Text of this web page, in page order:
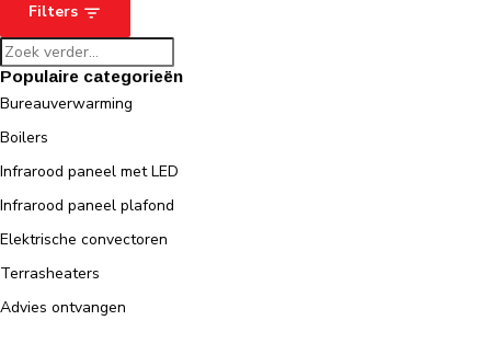
Filters
Populaire categorieën
Bureauverwarming
Boilers
Infrarood paneel met LED
Infrarood paneel plafond
Elektrische convectoren
Terrasheaters
Advies ontvangen